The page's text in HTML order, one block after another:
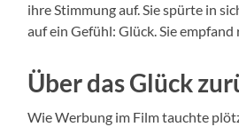
ihre Stimmung auf. Sie spürte in
auf ein Gefühl: Glück. Sie
Über das Glück
Wie Werbung im Film tauchte